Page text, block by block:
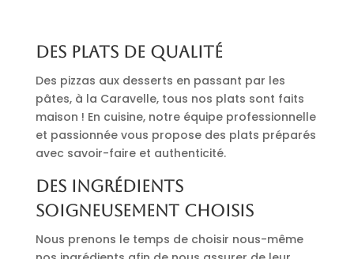
Des plats de qualité
Des pizzas aux desserts en passant par les
pâtes, à la Caravelle, tous nos plats sont faits
maison ! En cuisine, notre équipe professionnelle
et passionnée vous propose des plats préparés
avec savoir-faire et authenticité.
Des ingrédients
soigneusement choisis
Nous prenons le temps de choisir nous-même